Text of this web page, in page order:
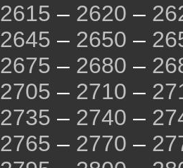
2615 – 2620 –
2645 – 2650 –
2675 – 2680 –
2705 – 2710 –
2735 – 2740 –
2765 – 2770 –